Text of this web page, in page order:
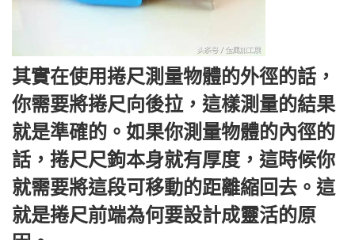
其實在使用捲尺測量物體的外徑的話，
你需要將捲尺向後拉，這樣測量的結果
就是準確的。如果你測量物體的內徑的
話，捲尺尺鉤本身就有厚度，這時候你
就需要將這段可移動的距離縮回去。這
就是捲尺前端為何要設計成靈活的原